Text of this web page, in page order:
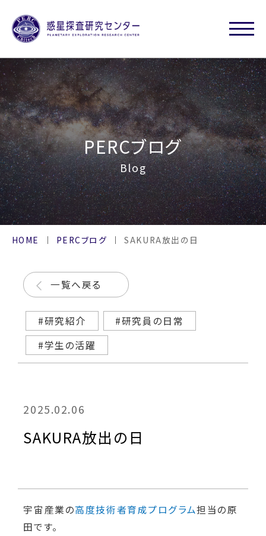
PERCブログ
Blog
HOME PERCブログ SAKURA放出の日
一覧へ戻る
#研究紹介
#研究員の日常
#学生の活躍
2025.02.06
SAKURA放出の日
宇宙産業の高度技術者育成プログラム担当の原
田です。